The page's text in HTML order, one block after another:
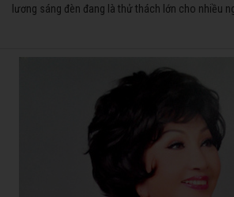
lương sáng đèn đang là thử thách lớn cho nhiều